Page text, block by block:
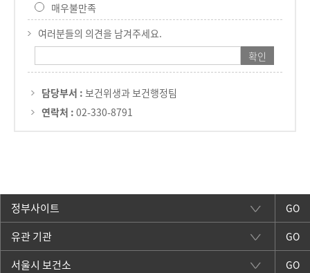
매우불만족
여러분들의 의견을 남겨주세요.
담당부서 : 보건위생과 보건행정팀
연락처 : 02-330-8791
GO
GO
GO